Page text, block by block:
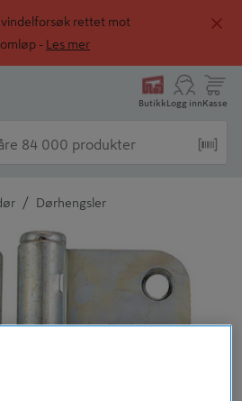
rettet mot
-
Les mer
ButikkLogg innKasse
/ Dørhengsler
i produktbeskrivelsen